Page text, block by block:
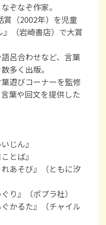
ぞなぞ作家。
賞（2002年）を児童
（岩崎書店）で大賞
呂合わせなど、言葉
多く出版。
遊びコーナーを監修
葉や回文を提供した
じん』
とば』
あそび』（ともに汐
り』（ポプラ社）
かるた』（チャイル